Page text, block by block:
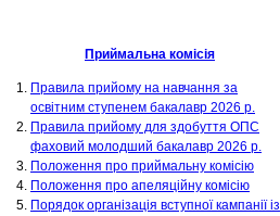
Приймальна комісія
Правила прийому на навчання за
освітним ступенем бакалавр 2026 р.
Правила прийому для здобуття ОПС
фаховий молодший бакалавр 2026 р.
Положення про приймальну комісію
Положення про апеляційну комісію
Порядок організація вступної кампанії із